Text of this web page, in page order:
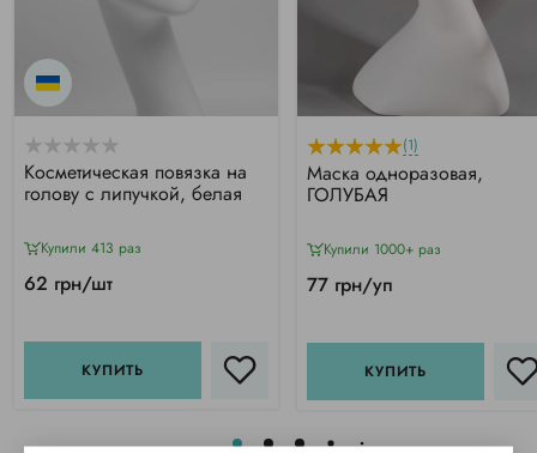
Косметическая повязка на
голову с липучкой, белая
Купили 413 раз
62 грн/шт
КУПИТЬ
(1)
Маска одноразовая,
ГОЛУБАЯ
Купили 1000+ раз
77 грн/уп
КУПИТЬ